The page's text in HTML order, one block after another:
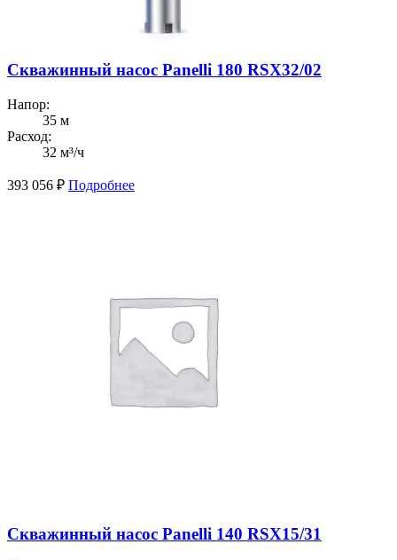
Скважинный насос Panelli 180 RSX32/02
Напор:
35 м
Расход:
32 м³/ч
393 056 ₽ Подробнее
Скважинный насос Panelli 140 RSX15/31